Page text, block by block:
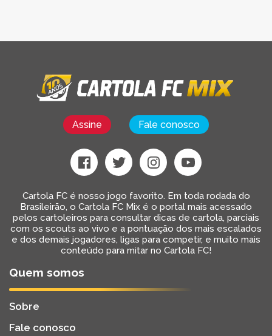
Assine Fale conosco
Cartola FC é nosso jogo favorito. Em toda rodada do
Brasileirão, o Cartola FC Mix é o portal mais acessado
pelos cartoleiros para consultar dicas de cartola, parciais
com os scouts ao vivo e a pontuação dos mais escalados
e dos demais jogadores, ligas para competir, e muito mais
conteúdo para mitar no Cartola FC!
Quem somos
Sobre
Fale conosco